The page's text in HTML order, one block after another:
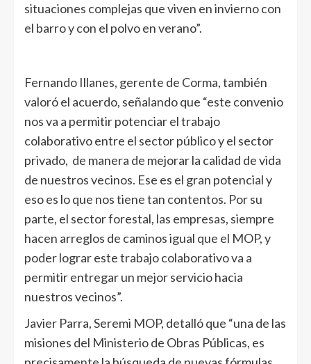
situaciones complejas que viven en invierno con
el barro y con el polvo en verano”.
Fernando Illanes, gerente de Corma, también
valoró el acuerdo, señalando que “este convenio
nos va a permitir potenciar el trabajo
colaborativo entre el sector público y el sector
privado, de manera de mejorar la calidad de vida
de nuestros vecinos. Ese es el gran potencial y
eso es lo que nos tiene tan contentos. Por su
parte, el sector forestal, las empresas, siempre
hacen arreglos de caminos igual que el MOP, y
poder lograr este trabajo colaborativo va a
permitir entregar un mejor servicio hacia
nuestros vecinos”.
Javier Parra, Seremi MOP, detalló que “una de las
misiones del Ministerio de Obras Públicas, es